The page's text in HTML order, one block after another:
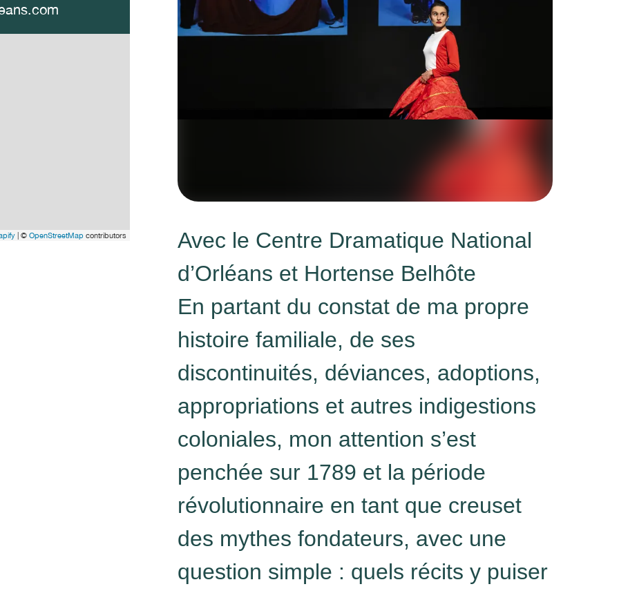
| © OpenStreetMap contributors
Avec le Centre Dramatique National
d’Orléans et Hortense Belhôte
En partant du constat de ma propre
histoire familiale, de ses
discontinuités, déviances, adoptions,
appropriations et autres indigestions
coloniales, mon attention s’est
penchée sur 1789 et la période
révolutionnaire en tant que creuset
des mythes fondateurs, avec une
question simple : quels récits y puiser